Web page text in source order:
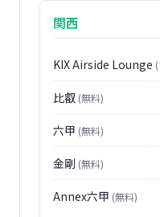
関西
KIX Airside Lounge
比叡 (無料)
六甲 (無料)
金剛 (無料)
Annex六甲 (無料)